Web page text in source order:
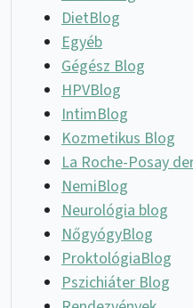
DietBlog
Egyéb
Gégész Blog
HPVBlog
IntimBlog
Kozmetikus Blog
La Roche-Posay
NemiBlog
Neurológia blog
NőgyógyBlog
ProktológiaBlog
Pszichiáter Blog